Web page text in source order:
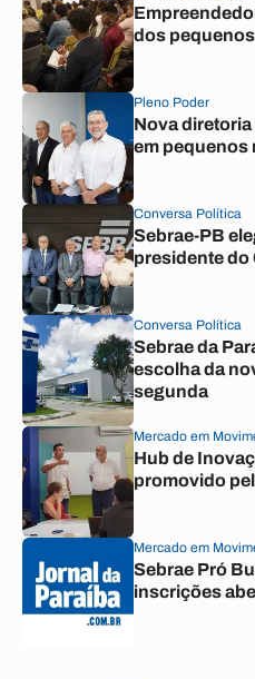
dos
Pleno Poder
Nova
em pequenos
Conversa Política
Sebrae-PB
presidente do
Conversa Política
Sebrae da
escolha da
segunda
Mercado em
Hub de
promovido
Mercado em
Sebrae Pró
inscrições